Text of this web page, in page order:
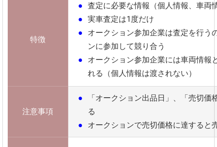
特徴
査定に必要な情報（個人情報、車両
実車査定は1度だけ
オークション参加企業は査定を行う
ンに参加して競り合う
オークション参加企業には車両情報
れる（個人情報は渡されない）
注意事項
「オークション出品日」、「売切価
る
オークションで売切価格に達すると